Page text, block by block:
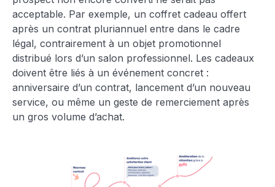
acceptable. Par exemple, un coffret cadeau offert
après un contrat pluriannuel entre dans le cadre
légal, contrairement à un objet promotionnel
distribué lors d’un salon professionnel. Les cadeaux
doivent être liés à un événement concret :
anniversaire d’un contrat, lancement d’un nouveau
service, ou même un geste de remerciement après
un gros volume d’achat.